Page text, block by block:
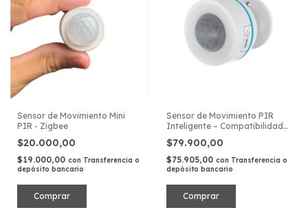
Sensor de Movimiento Mini
PIR - Zigbee
$20.000,00
$19.000,00 con Transferencia o
depósito bancario
Sensor de Movimiento PIR
Inteligente – Compatibilidad
Matter (Thread)
$79.900,00
$75.905,00 con Transferencia o
depósito bancario